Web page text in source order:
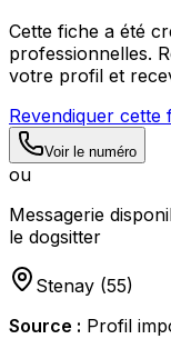
Cette fiche a été
professionnelles.
votre profil et
Revendiquer cette
Voir le numéro
ou
Messagerie
le dogsitter
Stenay (55)
Source : Profil